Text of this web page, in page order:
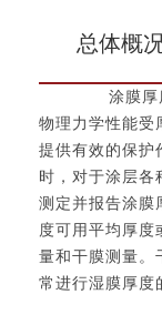
总体概
涂膜厚度
物理力学性能受
提供有效的保护
时，对于涂层各
测定并报告涂膜
度可用平均厚度
量和干膜测量。
常进行湿膜厚度